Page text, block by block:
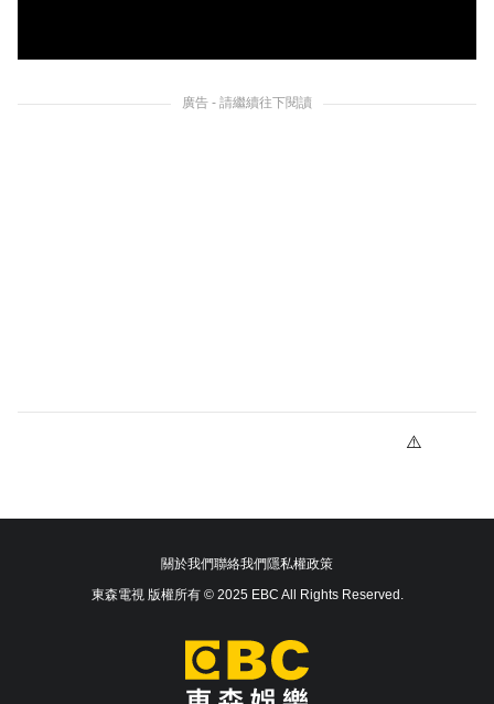
廣告 - 請繼續往下閱讀
關於我們聯絡我們隱私權政策
東森電視 版權所有 © 2025 EBC All Rights Reserved.